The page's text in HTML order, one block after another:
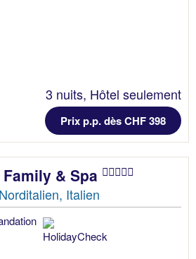
3 nuits, Hôtel seulement
Prix p.p. dès CHF 398
& Spa
Italien